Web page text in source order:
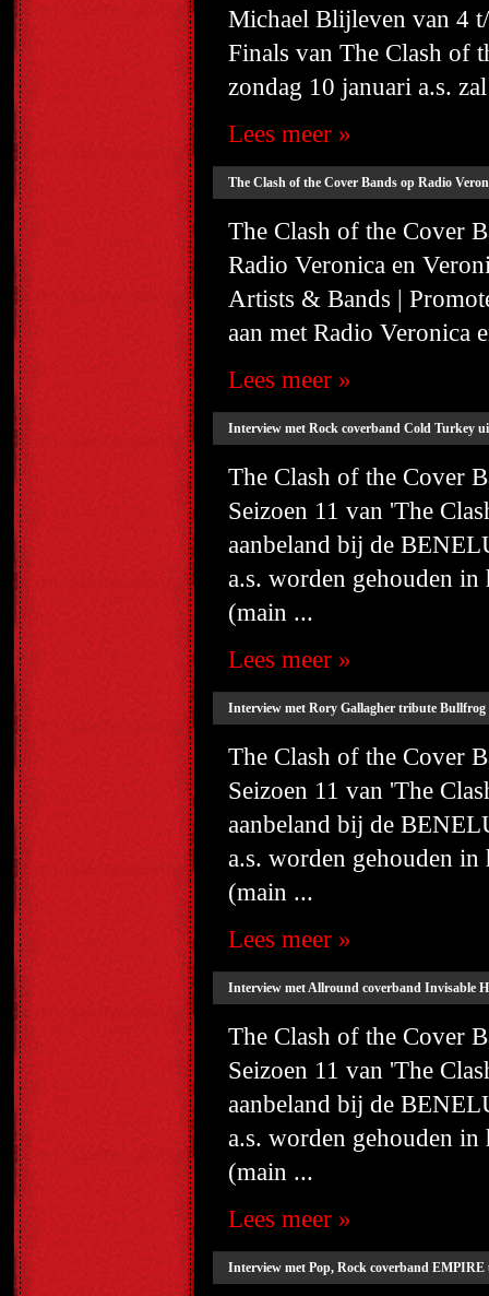
Michael Blijleven van 4
Finals van The Clash of
zondag 10 januari a.s.
Lees meer »
The Clash of the Cover Bands op Radio
The Clash of the Cover
Radio Veronica en
Artists & Bands |
aan met Radio Veronica
Lees meer »
Interview met Rock coverband Cold Turkey
The Clash of the Cover
Seizoen 11 van 'The
aanbeland bij de
a.s. worden gehouden
(main ...
Lees meer »
Interview met Rory Gallagher tribute Bullfrog
The Clash of the Cover
Seizoen 11 van 'The
aanbeland bij de
a.s. worden gehouden
(main ...
Lees meer »
Interview met Allround coverband Invisable
The Clash of the Cover
Seizoen 11 van 'The
aanbeland bij de
a.s. worden gehouden
(main ...
Lees meer »
Interview met Pop, Rock coverband EMPIRE